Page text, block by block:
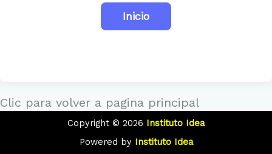
Clic para volver a pagina principal
Copyright © 2026 Instituto Idea
Powered by Instituto Idea